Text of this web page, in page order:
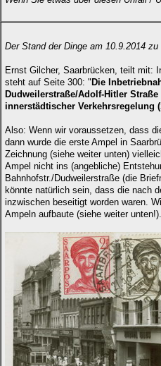
Der Stand der Dinge am 10.9.2014
Ernst Gilcher, Saarbrücken, teilt mit:
steht auf Seite 300: " Die
Dudweilerstraße/Adolf-Hitler
innerstädtischer Verkehrsregelung
Also: Wenn wir voraussetzen, dass
dann wurde die erste Ampel in
Zeichnung (siehe weiter unten)
Ampel nicht ins (angebliche)
Bahnhofstr./Dudweilerstraße (die
könnte natürlich sein, dass die nach
inzwischen beseitigt worden waren.
Ampeln aufbaute (siehe weiter unten!).